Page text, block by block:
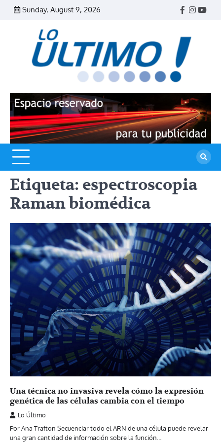
Skip
Sunday, August 9, 2026
Facebook
Etiqueta: espectroscopia
Raman biomédica
Una técnica no invasiva revela cómo la expresión
genética de las células cambia con el tiempo
Lo Último
Por Ana Trafton Secuenciar todo el ARN de una célula puede revelar
una gran cantidad de información sobre la función…